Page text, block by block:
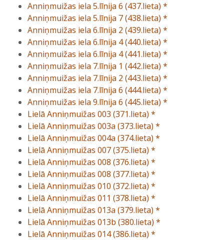
Anniņmuižas iela 5.līnija 6 (437.lieta) *
Anniņmuižas iela 5.līnija 7 (438.lieta) *
Anniņmuižas iela 6.līnija 2 (439.lieta) *
Anniņmuižas iela 6.līnija 4 (440.lieta) *
Anniņmuižas iela 6.līnija 4 (441.lieta) *
Anniņmuižas iela 7.līnija 1 (442.lieta) *
Anniņmuižas iela 7.līnija 2 (443.lieta) *
Anniņmuižas iela 7.līnija 6 (444.lieta) *
Anniņmuižas iela 9.līnija 6 (445.lieta) *
Lielā Anniņmuižas 003 (371.lieta) *
Lielā Anniņmuižas 003a (373.lieta) *
Lielā Anniņmuižas 004a (374.lieta) *
Lielā Anniņmuižas 007 (375.lieta) *
Lielā Anniņmuižas 008 (376.lieta) *
Lielā Anniņmuižas 008 (377.lieta) *
Lielā Anniņmuižas 010 (372.lieta) *
Lielā Anniņmuižas 011 (378.lieta) *
Lielā Anniņmuižas 013a (379.lieta) *
Lielā Anniņmuižas 013b (380.lieta) *
Lielā Anniņmuižas 014 (386.lieta) *